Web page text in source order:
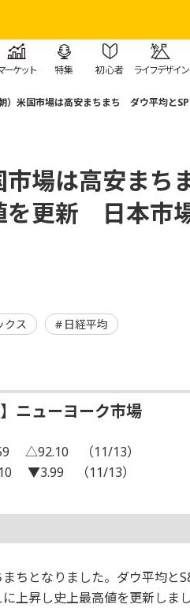
ーケット 特集 初心者 ライフデザイン
朝）米国市場は高安まちまち ダウ平均と
市場は高安ま
を更新 日本市
クス 日経平均
ニューヨーク市場
△92.10 （11/13）
▼3.99 （11/13）
ちとなりました。ダウ平均と
上昇し史上最高値を更新しま